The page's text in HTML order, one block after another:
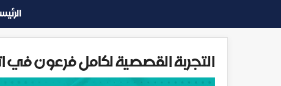
التجربة القصصية لكامل فرعون في